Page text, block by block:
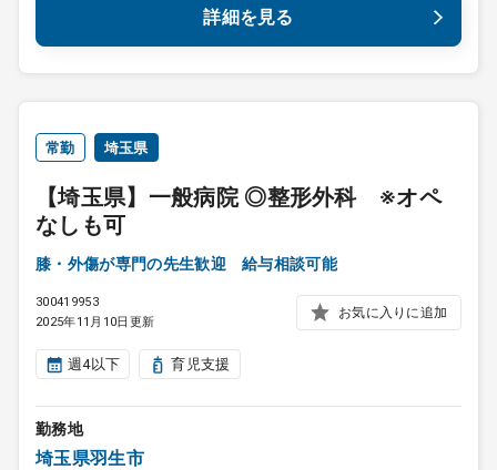
詳細を見る
常勤 埼玉県
【埼玉県】一般病院 ◎整形外科 ※オペ
なしも可
膝・外傷が専門の先生歓迎 給与相談可能
300419953
2025年11月10日更新
お気に入りに追加
週4以下 育児支援
勤務地
埼玉県羽生市